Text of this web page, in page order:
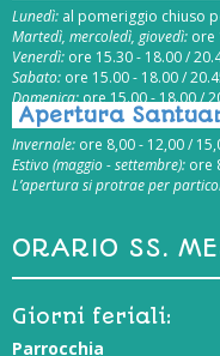
Lunedì: al pomeriggio chiuso
Martedì, mercoledì, giovedì: ore
Venerdì: ore 15.30 - 18.00 /
Sabato: ore 15.00 - 18.00 /
Domenica:ore 15.00 - 18.00 /
Apertura
Invernale: ore 8,00 - 12,00 /
Estivo (maggio - settembre): ore
L’apertura si protrae per
ORARIO SS.
Giorni feriali:
Parrocchia